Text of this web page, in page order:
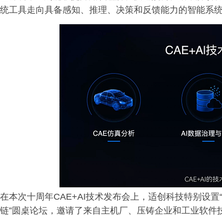
统工具走向具备感知、推理、决策和反馈能力的智能系
在本次十周年CAE+AI技术发布会上，适创科技特别设
链”圆桌论坛，邀请了来自主机厂、压铸企业和工业软